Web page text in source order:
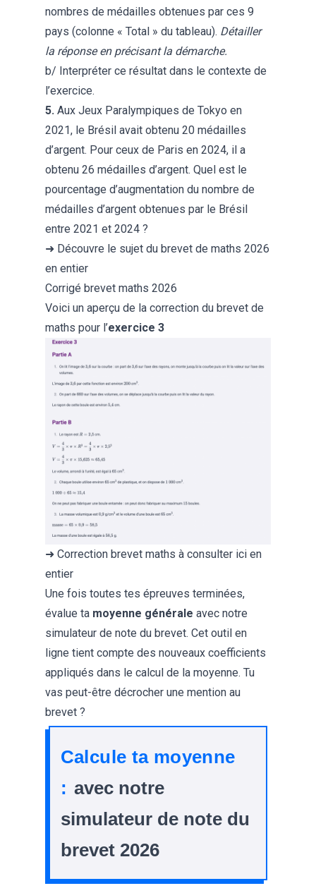
nombres de médailles obtenues par ces 9
pays (colonne « Total » du tableau). Détailler
la réponse en précisant la démarche.
b/ Interpréter ce résultat dans le contexte de
l’exercice.
5. Aux Jeux Paralympiques de Tokyo en
2021, le Brésil avait obtenu 20 médailles
d’argent. Pour ceux de Paris en 2024, il a
obtenu 26 médailles d’argent. Quel est le
pourcentage d’augmentation du nombre de
médailles d’argent obtenues par le Brésil
entre 2021 et 2024 ?
➜ Découvre le sujet du brevet de maths 2026
en entier
Corrigé brevet maths 2026
Voici un aperçu de la correction du brevet de
maths pour l’exercice 3
➜ Correction brevet maths à consulter ici en
entier
Une fois toutes tes épreuves terminées,
évalue ta moyenne générale avec notre
simulateur de note du brevet. Cet outil en
ligne tient compte des nouveaux coefficients
appliqués dans le calcul de la moyenne. Tu
vas peut-être décrocher une mention au
brevet ?
Calcule ta moyenne
: avec notre
simulateur de note du
brevet 2026